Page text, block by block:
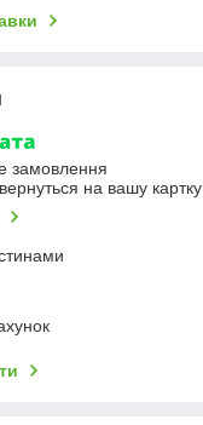
замовлення
на вашу картку